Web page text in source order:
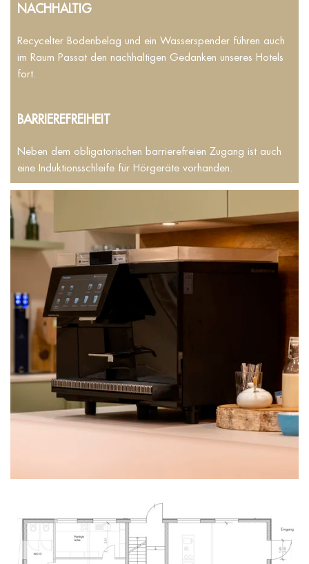
NACHHALTIG
Recycelter Bodenbelag und ein Wasserspender führen auch
im Raum Passat den nachhaltigen Gedanken unseres Hotels
fort.
BARRIEREFREIHEIT
Neben dem obligatorischen barrierefreien Zugang ist auch
eine Induktionsschleife für Hörgeräte vorhanden.